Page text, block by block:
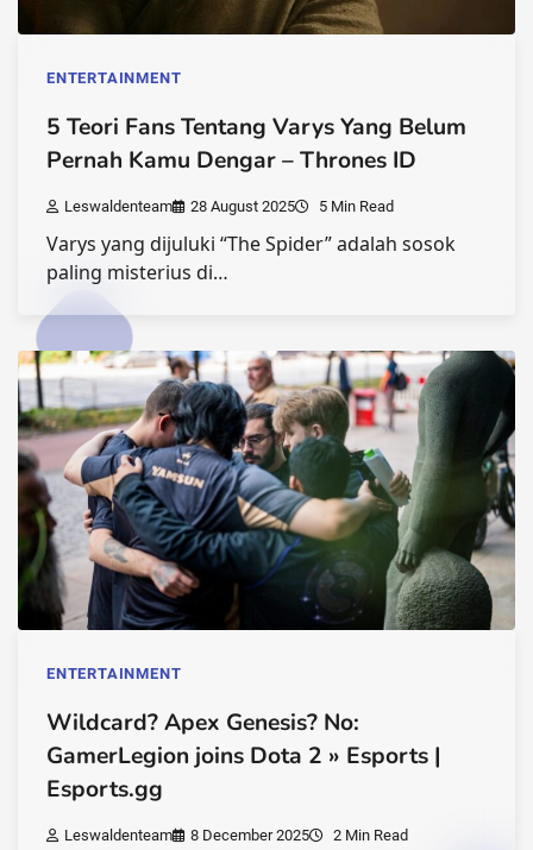
ENTERTAINMENT
5 Teori Fans Tentang Varys Yang Belum
Pernah Kamu Dengar – Thrones ID
Leswaldenteam 28 August 2025 5 Min Read
Varys yang dijuluki “The Spider” adalah sosok
paling misterius di…
ENTERTAINMENT
Wildcard? Apex Genesis? No:
GamerLegion joins Dota 2 » Esports |
Esports.gg
Leswaldenteam 8 December 2025 2 Min Read